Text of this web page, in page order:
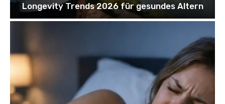
Longevity Trends 2026 für gesundes Altern